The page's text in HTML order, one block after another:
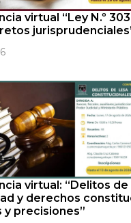
virtual “Ley N.º
virtual: “Delitos de
y derechos
y precisiones”